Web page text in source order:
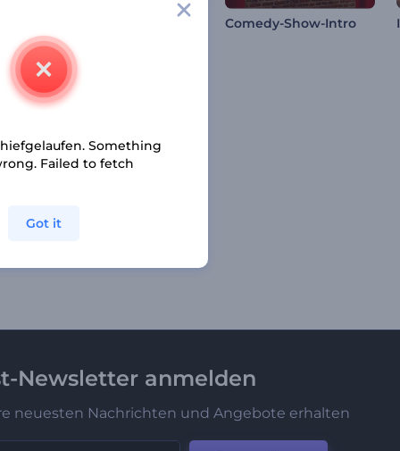
Comedy-Show-Intro
Asteroid Crash Intro
Newsletter anmelden
neuesten Nachrichten und Angebote erhalten
Something
Failed to fetch
Got it